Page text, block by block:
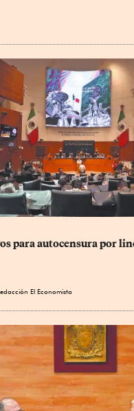
para autocensura por
El Economista